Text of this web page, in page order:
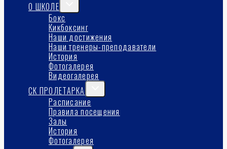
О ШКОЛЕ
меню
Бокс
Кикбоксинг
Наши достижения
Наши тренеры-преподаватели
История
Фотогалерея
Видеогалерея
СК ПРОЛЕТАРКА
меню
Расписание
Правила посещения
Залы
История
Фотогалерея